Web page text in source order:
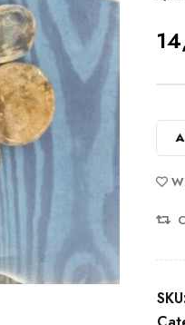
SKU: